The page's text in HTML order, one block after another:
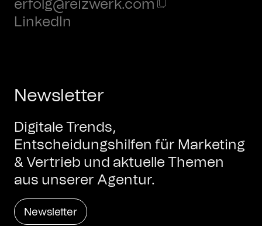
erfolg@reizwerk.com
LinkedIn
Newsletter
Digitale Trends,
Entscheidungshilfen für Marketing
& Vertrieb und aktuelle Themen
aus unserer Agentur.
Newsletter